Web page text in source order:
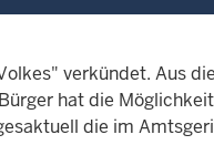
verkündet. Aus
hat die
die im